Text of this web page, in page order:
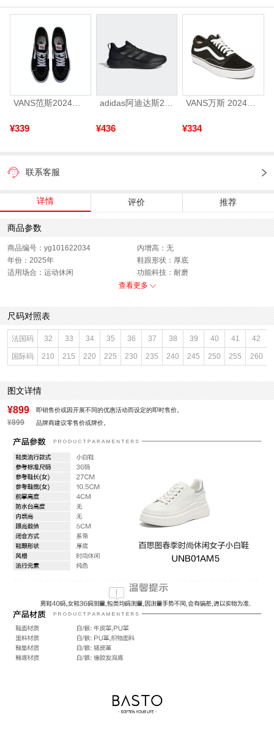
VANS范斯2024中性SK8-HiCL帆布鞋/硫化鞋VN000D5IB8C
¥339 ¥436 ¥334
联系客服
详情 评价 推荐
商品参数
商品编号：yg101622034
内增高：无
年份：2025年
鞋跟形状：厚底
适用场合：运动休闲
功能科技：耐磨
销售季：2025年春季
鞋帮：低帮
鞋底材质：橡胶发泡底
参考鞋宽(女)：10.5CM
色系：白色
鞋类流行款式：小白鞋
流行元素：纯色
参考标准尺码：36码
厂家地址：广东省深圳市
闭合方式：系带
前掌高度：4CM
鞋垫材质：猪皮革
执行标准：舒适上班鞋Q/LR001-2023
风格分类：小白鞋
鞋头款式：圆头
鞋面材质：PU革,牛皮革
鞋面图案：纯色
参考鞋长(女)：27CM
皮质特征：无
里料材质：织物面料,PU革
所在区域：电子商务
跟高范围：中跟鞋（3-5CM）
生产/经销/进口厂家：丽荣鞋业（深
圳）有限公司
查看更多
尺码对照表
法国码 32 33 34 35 36 37 38 39 40 41 42
国际码 210 215 220 225 230 235 240 245 250 255 260
图文详情
¥899 即销售价或因开展不同的优惠活动而设定的即时售价。
¥899 品牌商建议零售价或牌价。